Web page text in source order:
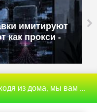
имитируют
как прокси -
поможем с этим разобраться